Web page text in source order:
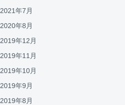
2021年7月
2020年8月
2019年12月
2019年11月
2019年10月
2019年9月
2019年8月